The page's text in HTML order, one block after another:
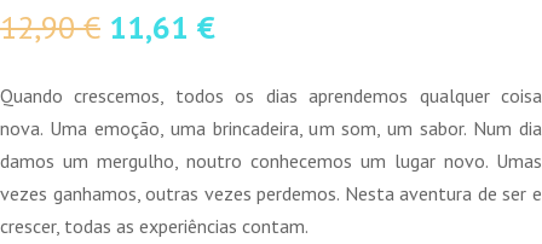
12,90€ O
original
era:
12,90 €.
11,61 €O
atual
é:
11,61 €.
Quando crescemos, todos os dias aprendemos qualquer coisa
nova. Uma emoção, uma brincadeira, um som, um sabor. Num dia
damos um mergulho, noutro conhecemos um lugar novo. Umas
vezes ganhamos, outras vezes perdemos. Nesta aventura de ser e
crescer, todas as experiências contam.